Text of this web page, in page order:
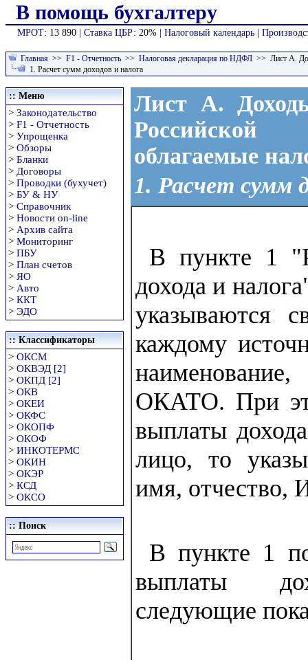
В помощь бухгалтеру
МРОТ: 13 890 | Ставка ЦБР: 20% | Налоговый календарь
Главная >> F1 - Отчетность >> Налоговая декларация по НДФЛ >> Лист А.
1. Расчет сумм доходов и налога
:: Меню
> Законодательство
> F1 - Отчетность
> Упрощенка
> Обзоры
> Бланки
> Договоры
> Проводки (бухучет)
> БУ & НУ
> Справочник
> Новости on-line
> Архив сайта
> Мониторинг
> ПБУ
> План счетов
> ЯО
> Авто
> ККТ
> ЭДО
:: Классификаторы
> ОКСМ
> ОКВЭД [2]
> ОКПД [2]
> ОКВ
> ОКЕИ
> ОКФС
> ОКОПФ
> ОКОФ
> ИНКОТЕРМС
> ОКИН
> ОКЭР
> КСД
> ОКСО
:: Поиск
Лист А.
облагаемые
1. Расчет сумм
В пункте 1
дохода и
указываются
каждому
ОКАТО. При
выплаты
лицо, то
имя, отчество,
В пункте 1
выплаты
следующие